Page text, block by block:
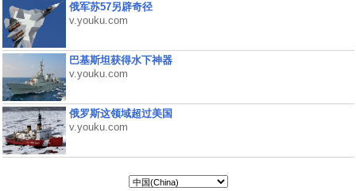
俄军苏57另辟奇径
v.youku.com
巴基斯坦获得水下神器
v.youku.com
俄罗斯这领域超过美国
v.youku.com